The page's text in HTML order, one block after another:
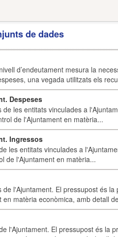
de dades
d’endeutament mesura la
una vegada utilitzats els
Despeses
les entitats vinculades a
de l'Ajuntament en matèria...
Ingressos
les entitats vinculades a
de l'Ajuntament en matèria...
l'Ajuntament. El pressupost és la
matèria econòmica, amb detall
l'Ajuntament. El pressupost és la